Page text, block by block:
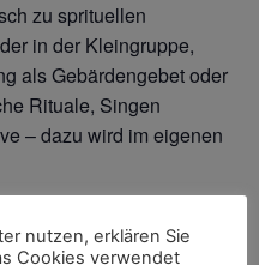
zu sprituellen
in der Kleingruppe,
als Gebärdengebet oder
Rituale, Singen
– dazu wird im eigenen
nutzen, erklären Sie
Cookies verwendet